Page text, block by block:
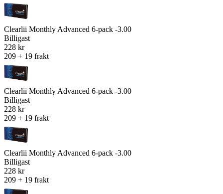
Clearlii Monthly Advanced 6-pack -3.00
Billigast
228 kr
209 + 19 frakt
Clearlii Monthly Advanced 6-pack -3.00
Billigast
228 kr
209 + 19 frakt
Clearlii Monthly Advanced 6-pack -3.00
Billigast
228 kr
209 + 19 frakt